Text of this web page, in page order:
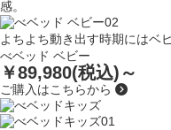
感。
よちよち動き出す時期にはベ
べベッド ベビー
￥89,980(税込)～
ご購入はこちらから